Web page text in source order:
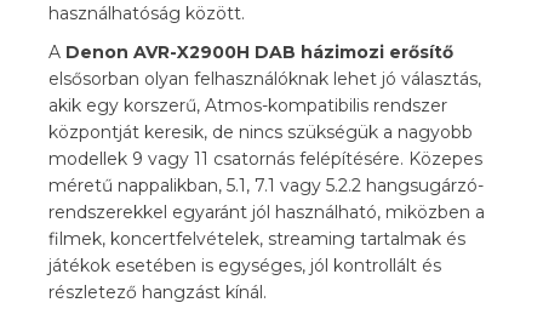
használhatóság között.
A Denon AVR-X2900H DAB házimozi erősítő
elsősorban olyan felhasználóknak lehet jó választás,
akik egy korszerű, Atmos-kompatibilis rendszer
központját keresik, de nincs szükségük a nagyobb
modellek 9 vagy 11 csatornás felépítésére. Közepes
méretű nappalikban, 5.1, 7.1 vagy 5.2.2 hangsugárzó-
rendszerekkel egyaránt jól használható, miközben a
filmek, koncertfelvételek, streaming tartalmak és
játékok esetében is egységes, jól kontrollált és
részletező hangzást kínál.